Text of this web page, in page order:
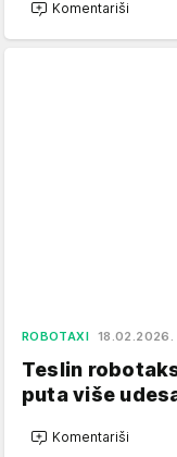
Komentariši
ROBOTAXI 18.02.2026.
Teslin
puta više
Komentariši